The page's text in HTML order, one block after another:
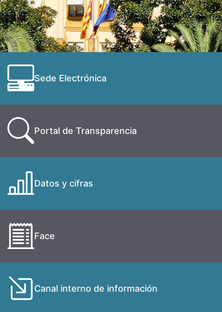
Sede Electrónica
Portal de Transparencia
Datos y cifras
Face
Canal interno de información